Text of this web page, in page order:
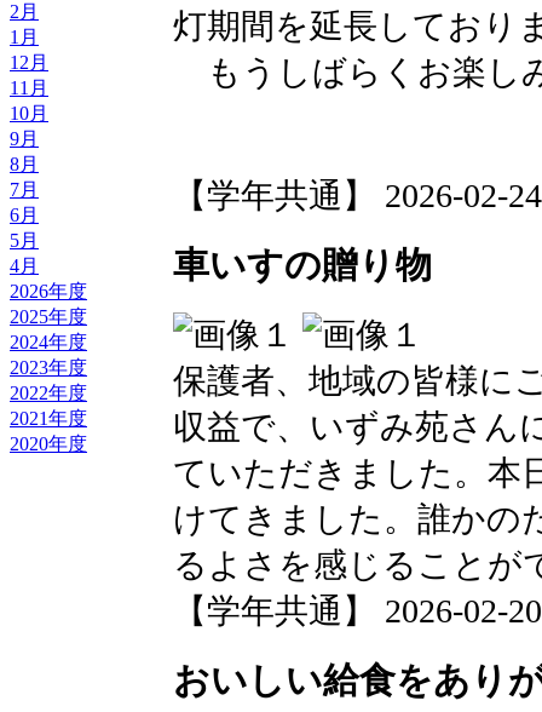
2月
1月
12月
11月
10月
9月
8月
7月
6月
5月
4月
2026年度
2025年度
2024年度
2023年度
2022年度
2021年度
2020年度
灯期間を延長しており
もうしばらくお楽し
【学年共通】 2026-02-
車いすの贈り物
保護者、地域の皆様に
収益で、いずみ苑さん
ていただきました。本
けてきました。誰かの
るよさを感じることが
【学年共通】 2026-02-
おいしい給食をあり